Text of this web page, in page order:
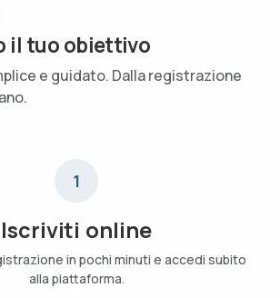
il tuo obiettivo
e guidato. Dalla registrazione
1
Iscriviti online
in pochi minuti e accedi subito
alla piattaforma.